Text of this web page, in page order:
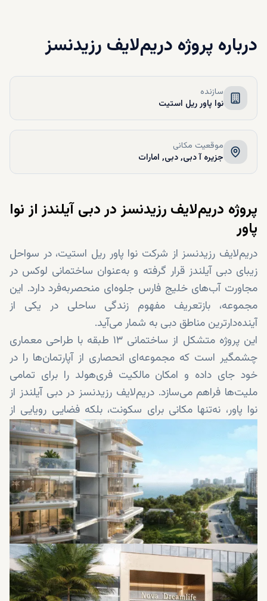
درباره پروژه دریم‌لایف رزیدنسز
سازنده
نوا پاور ریل استیت
موقعیت مکانی
جزیره آ دبی, دبی, امارات
پروژه دریم‌لایف رزیدنسز در دبی آیلندز از نوا
پاور
دریم‌لایف رزیدنسز از شرکت نوا پاور ریل استیت، در سواحل
زیبای دبی آیلندز قرار گرفته و به‌عنوان ساختمانی لوکس در
مجاورت آب‌های خلیج فارس جلوه‌ای منحصربه‌فرد دارد. این
مجموعه، بازتعریف مفهوم زندگی ساحلی در یکی از
آینده‌دارترین مناطق دبی به شمار می‌آید.
این پروژه متشکل از ساختمانی ۱۳ طبقه با طراحی معماری
چشمگیر است که مجموعه‌ای انحصاری از آپارتمان‌ها را در
خود جای داده و امکان مالکیت فری‌هولد را برای تمامی
ملیت‌ها فراهم می‌سازد. دریم‌لایف رزیدنسز در دبی آیلندز از
نوا پاور، نه‌تنها مکانی برای سکونت، بلکه فضایی رویایی از
آرامش، مدرنیته و زندگی ایده‌آل است.